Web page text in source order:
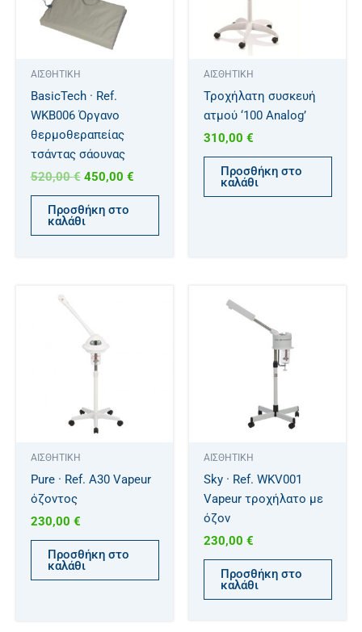
ΑΙΣΘΗΤΙΚΗ
BasicTech · Ref.
WKB006 Όργανο
θερμοθεραπείας
τσάντας σάουνας
520,00€ 450,00 €
Προσθήκη στο
καλάθι
ΑΙΣΘΗΤΙΚΗ
Τροχήλατη συσκευή
ατμού ‘100 Analog’
310,00 €
Προσθήκη στο
καλάθι
ΑΙΣΘΗΤΙΚΗ
Pure · Ref. A30 Vapeur
όζοντος
230,00 €
Προσθήκη στο
καλάθι
ΑΙΣΘΗΤΙΚΗ
Sky · Ref. WKV001
Vapeur τροχήλατο με
όζον
230,00 €
Προσθήκη στο
καλάθι